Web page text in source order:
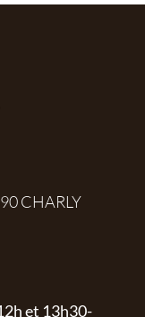
CHARLY
et 13h30-